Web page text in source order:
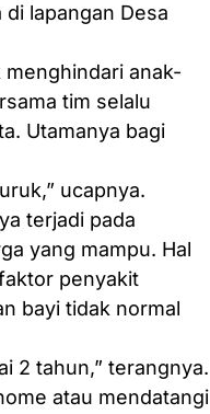
lapangan Desa
anak-
tim selalu
Utamanya bagi
ucapnya.
terjadi pada
yang mampu. Hal
penyakit
bayi tidak normal
2 tahun,” terangnya.
atau mendatangi